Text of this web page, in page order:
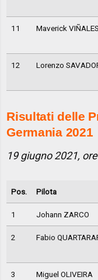
11 Maverick VIÑALES
12 Lorenzo
Risultati delle
Germania 2021
19 giugno 2021,
Pos. Pilota
1 Johann ZARCO
2 Fabio
3 Miguel OLIVEIRA